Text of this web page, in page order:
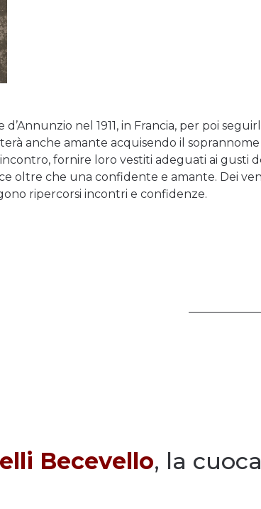
d’Annunzio nel 1911, in Francia, per poi
anche amante acquisendo il
fornire loro vestiti adeguati ai
oltre che una confidente e amante. Dei
ripercorsi incontri e confidenze.
Becevello, la